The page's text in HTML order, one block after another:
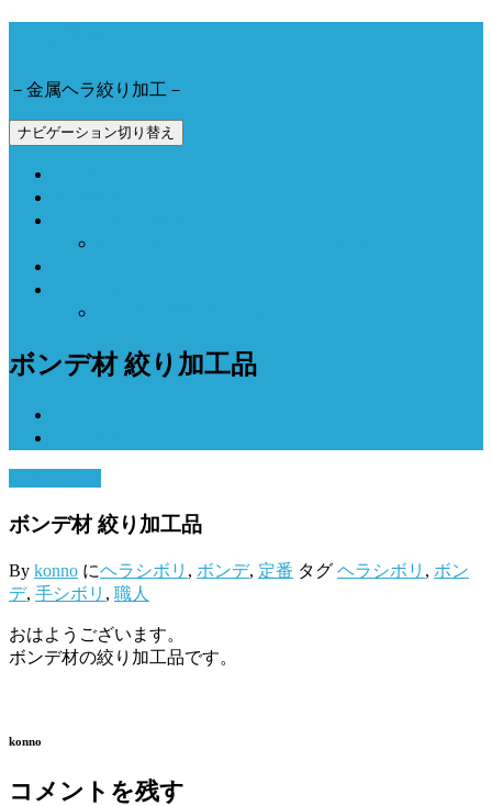
－金属ヘラ絞り加工－
ナビゲーション切り替え
ボンデ材 絞り加工品
ボンデ材 絞り加工品
By konno にヘラシボリ , ボンデ, 定番 タグ ヘラシボリ , ボン
デ, 手シボリ , 職人
おはようございます。
ボンデ材の絞り加工品です。
konno
コメントを残す